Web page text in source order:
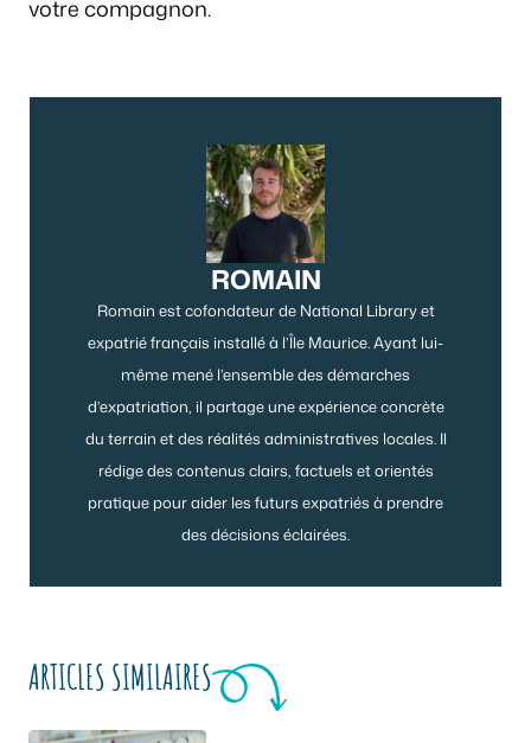
votre compagnon.
ROMAIN
Romain est cofondateur de National Library et
expatrié français installé à l’Île Maurice. Ayant lui-
même mené l’ensemble des démarches
d’expatriation, il partage une expérience concrète
du terrain et des réalités administratives locales. Il
rédige des contenus clairs, factuels et orientés
pratique pour aider les futurs expatriés à prendre
des décisions éclairées.
ARTICLES SIMILAIRES